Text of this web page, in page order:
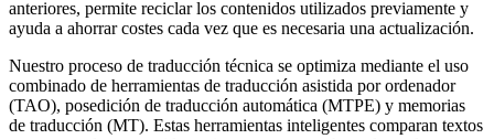
anteriores, permite reciclar los contenidos utilizados previamente y
ayuda a ahorrar costes cada vez que es necesaria una actualización.
Nuestro proceso de traducción técnica se optimiza mediante el uso
combinado de herramientas de traducción asistida por ordenador
(TAO), posedición de traducción automática (MTPE) y memorias
de traducción (MT). Estas herramientas inteligentes comparan textos